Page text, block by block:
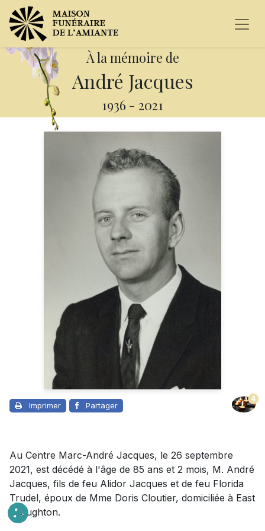
À la mémoire de
André Jacques
1936 - 2021
Imprimer Partager
4
Au Centre Marc-André Jacques, le 26 septembre
2021, est décédé à l'âge de 85 ans et 2 mois, M. André
Jacques, fils de feu Alidor Jacques et de feu Florida
Trudel, époux de Mme Doris Cloutier, domiciliée à East
Broughton.